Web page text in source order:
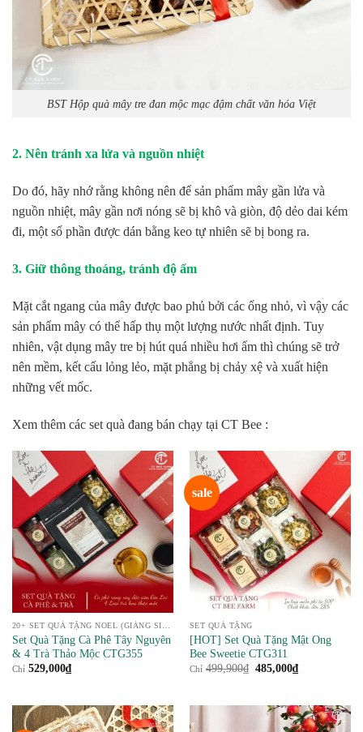
BST Hộp quà mây tre đan mộc mạc đậm chất văn hóa Việt
2. Nên tránh xa lửa và nguồn nhiệt
Do đó, hãy nhớ rằng không nên để sản phẩm mây gần lửa và
nguồn nhiệt, mây gần nơi nóng sẽ bị khô và giòn, độ dẻo dai kém
đi, một số phần được dán bằng keo tự nhiên sẽ bị bong ra.
3. Giữ thông thoáng, tránh độ ẩm
Mặt cắt ngang của mây được bao phủ bởi các ống nhỏ, vì vậy các
sản phẩm mây có thể hấp thụ một lượng nước nhất định. Tuy
nhiên, vật dụng mây tre bị hút quá nhiều hơi ẩm thì chúng sẽ trở
nên mềm, kết cấu lỏng lẻo, mặt phẳng bị chảy xệ và xuất hiện
những vết mốc.
Xem thêm các set quà đang bán chạy tại CT Bee :
20+ SET QUÀ TẶNG NOEL (GIÁNG SINH) 2024 Ý NGHĨA
Set Quà Tặng Cà Phê Tây Nguyên
& 4 Trà Thảo Mộc CTG355
Chỉ 529,000₫
sale
SET QUÀ TẶNG
[HOT] Set Quà Tặng Mật Ong
Bee Sweetie CTG311
Chỉ 499,900₫ Giá
485,000₫Giá
485,000₫.